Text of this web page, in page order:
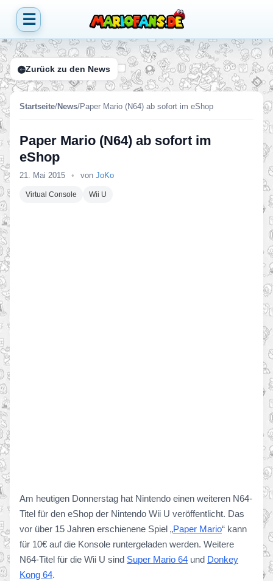
☰
Zurück zu den News
Startseite/News/Paper Mario (N64) ab sofort im eShop
Paper Mario (N64) ab sofort im
eShop
21. Mai 2015 • von JoKo
Virtual Console Wii U
Am heutigen Donnerstag hat Nintendo einen weiteren N64-
Titel für den eShop der Nintendo Wii U veröffentlicht. Das
vor über 15 Jahren erschienene Spiel „Paper Mario“ kann
für 10€ auf die Konsole runtergeladen werden. Weitere
N64-Titel für die Wii U sind Super Mario 64 und Donkey
Kong 64.